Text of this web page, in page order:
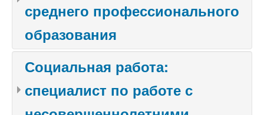
среднего профессионального
образования
Социальная работа:
специалист по работе с